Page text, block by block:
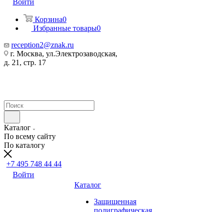
Войти
Корзина0
Избранные товары0
reception2@znak.ru
г. Москва, ул.Электрозаводская,
д. 21, стр. 17
Каталог
По всему сайту
По каталогу
+7 495 748 44 44
Войти
Каталог
Защищенная
полиграфическая